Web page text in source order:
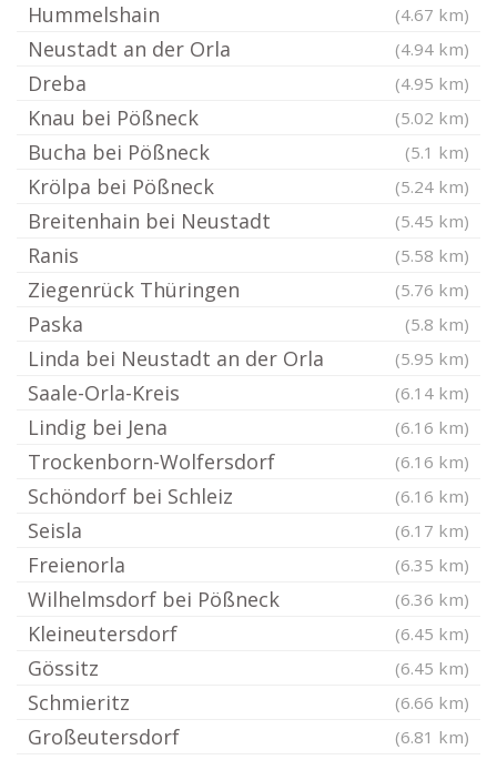
Hummelshain (4.67 km)
Neustadt an der Orla (4.94 km)
Dreba (4.95 km)
Knau bei Pößneck (5.02 km)
Bucha bei Pößneck (5.1 km)
Krölpa bei Pößneck (5.24 km)
Breitenhain bei Neustadt (5.45 km)
Ranis (5.58 km)
Ziegenrück Thüringen (5.76 km)
Paska (5.8 km)
Linda bei Neustadt an der Orla (5.95 km)
Saale-Orla-Kreis (6.14 km)
Lindig bei Jena (6.16 km)
Trockenborn-Wolfersdorf (6.16 km)
Schöndorf bei Schleiz (6.16 km)
Seisla (6.17 km)
Freienorla (6.35 km)
Wilhelmsdorf bei Pößneck (6.36 km)
Kleineutersdorf (6.45 km)
Gössitz (6.45 km)
Schmieritz (6.66 km)
Großeutersdorf (6.81 km)